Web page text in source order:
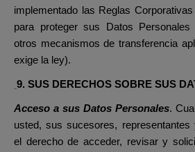
implementado las Reglas
para proteger sus Datos
otros mecanismos de transferencia
exige la ley).
9. SUS DERECHOS SOBRE SUS
Acceso a sus Datos Personales.
usted, sus sucesores, representantes
el derecho de acceder, revisar y